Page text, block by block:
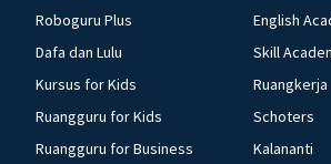
Roboguru Plus
Dafa dan Lulu
Kursus for Kids
Ruangguru for Kids
Ruangguru for Business
English
Skill
Ruangkerja
Schoters
Kalananti